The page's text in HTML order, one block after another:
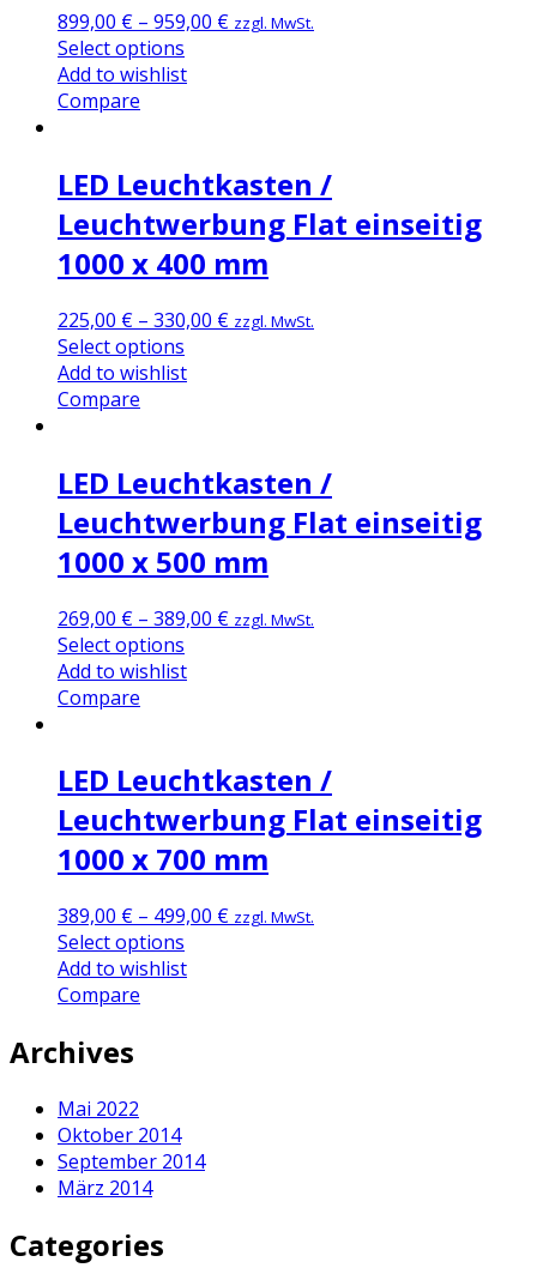
899,00 € – 959,00 € zzgl. MwSt.
Select options
Add to wishlist
Compare
LED Leuchtkasten /
Leuchtwerbung Flat einseitig
1000 x 400 mm
225,00 € – 330,00 € zzgl. MwSt.
Select options
Add to wishlist
Compare
LED Leuchtkasten /
Leuchtwerbung Flat einseitig
1000 x 500 mm
269,00 € – 389,00 € zzgl. MwSt.
Select options
Add to wishlist
Compare
LED Leuchtkasten /
Leuchtwerbung Flat einseitig
1000 x 700 mm
389,00 € – 499,00 € zzgl. MwSt.
Select options
Add to wishlist
Compare
Archives
Mai 2022
Oktober 2014
September 2014
März 2014
Categories